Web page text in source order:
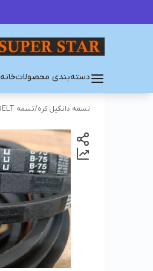
دسته‌بندی محصولاتخانه
تسمه دانگیل کره/تسمه V-BELT ساده و دنده ای